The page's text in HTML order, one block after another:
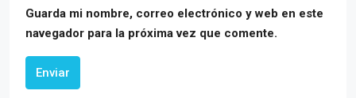
Guarda mi nombre, correo electrónico y web en este
navegador para la próxima vez que comente.
Enviar